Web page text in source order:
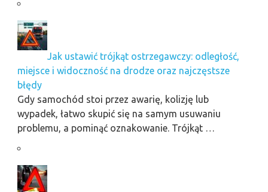
Jak ustawić trójkąt ostrzegawczy: odległość,
miejsce i widoczność na drodze oraz najczęstsze
błędy
Gdy samochód stoi przez awarię, kolizję lub
wypadek, łatwo skupić się na samym usuwaniu
problemu, a pominąć oznakowanie. Trójkąt …